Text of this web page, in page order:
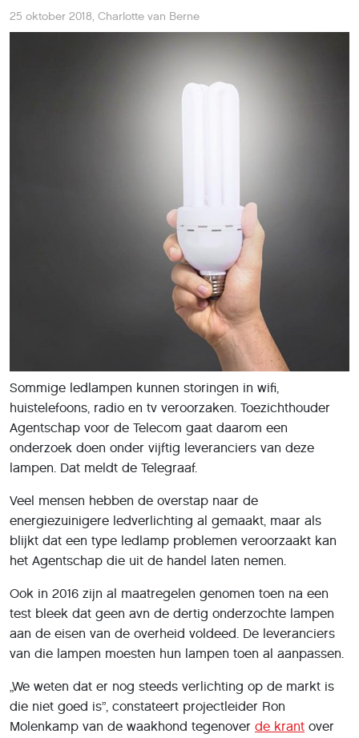
25 oktober 2018, Charlotte van Berne
Sommige ledlampen kunnen storingen in wifi,
huistelefoons, radio en tv veroorzaken. Toezichthouder
Agentschap voor de Telecom gaat daarom een
onderzoek doen onder vijftig leveranciers van deze
lampen. Dat meldt de Telegraaf.
Veel mensen hebben de overstap naar de
energiezuinigere ledverlichting al gemaakt, maar als
blijkt dat een type ledlamp problemen veroorzaakt kan
het Agentschap die uit de handel laten nemen.
Ook in 2016 zijn al maatregelen genomen toen na een
test bleek dat geen avn de dertig onderzochte lampen
aan de eisen van de overheid voldeed. De leveranciers
van die lampen moesten hun lampen toen al aanpassen.
„We weten dat er nog steeds verlichting op de markt is
die niet goed is”, constateert projectleider Ron
Molenkamp van de waakhond tegenover de krant over